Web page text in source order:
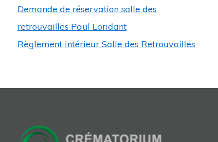
Demande de réservation salle des
retrouvailles Paul Loridant
Règlement intérieur Salle des Retrouvailles